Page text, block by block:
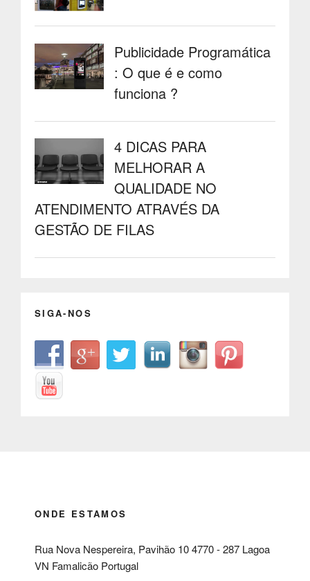
Publicidade Programática
: O que é e como
funciona ?
4 DICAS PARA
MELHORAR A
QUALIDADE NO
ATENDIMENTO ATRAVÉS DA
GESTÃO DE FILAS
SIGA-NOS
ONDE ESTAMOS
Rua Nova Nespereira, Pavihão 10 4770 - 287 Lagoa
VN Famalicão Portugal